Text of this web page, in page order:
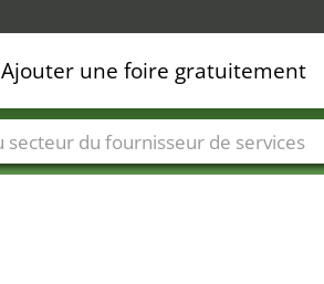
Ajouter une foire gratuitement
Secteurs du fournisseur de services